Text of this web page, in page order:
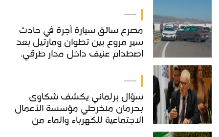
-----
مصرع سائق سيارة أجرة في حادث
سير مروع بين تطوان ومارتيل بعد
اصطدام عنيف داخل مدار طرقي.
-----
سؤال برلماني يكشف شكاوى
بحرمان منخرطي مؤسسة الأعمال
الاجتماعية للكهرباء والماء من